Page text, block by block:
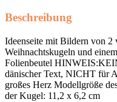
Beschreibung
Ideenseite mit Bildern von 2
Weihnachtskugeln und
Folienbeutel
dänischer Text, NICHT für
großes Herz Modellgröße
der Kugel: 11,2 x 6,2 cm